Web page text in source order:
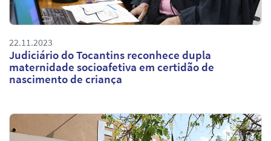
22.11.2023
Judiciário do Tocantins reconhece dupla
maternidade socioafetiva em certidão de
nascimento de criança